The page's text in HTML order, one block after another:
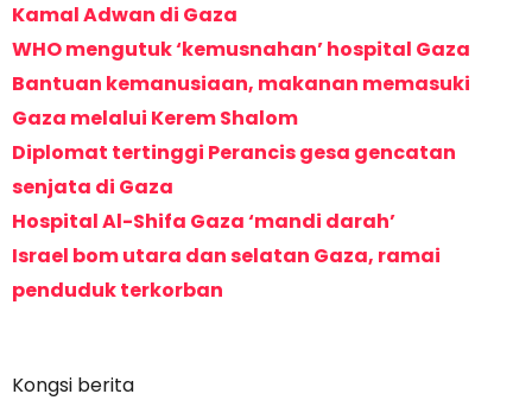
Kamal Adwan di Gaza
WHO mengutuk ‘kemusnahan’ hospital Gaza
Bantuan kemanusiaan, makanan memasuki
Gaza melalui Kerem Shalom
Diplomat tertinggi Perancis gesa gencatan
senjata di Gaza
Hospital Al-Shifa Gaza ‘mandi darah’
Israel bom utara dan selatan Gaza, ramai
penduduk terkorban
Kongsi berita